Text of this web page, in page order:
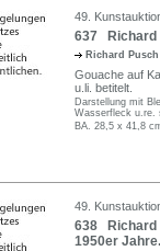
49.
637 Richard
Richard
Gouache auf
u.li. betitelt.
Darstellung mit
Wasserfleck u.re.
BA. 28,5 x 41,8
49.
638 Richard
1950er Jahre.